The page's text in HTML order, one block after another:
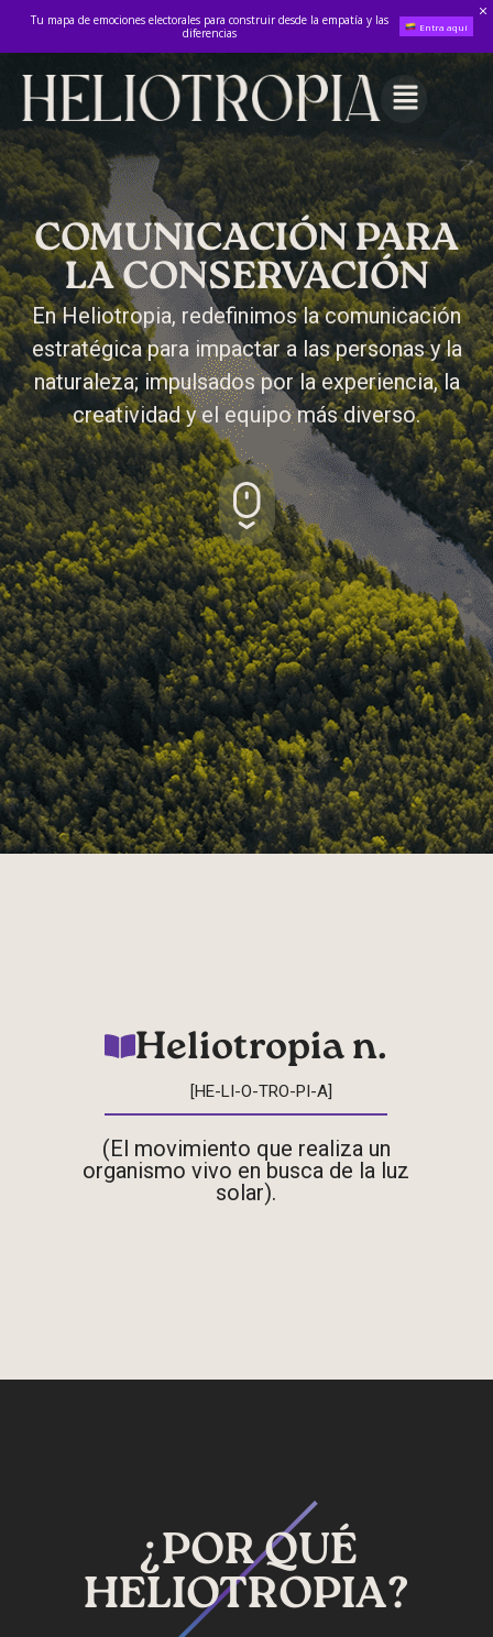
Tu mapa de emociones electorales para construir desde la empatía y las
diferencias
Entra aquí
COMUNICACIÓN PARA
LA CONSERVACIÓN
En Heliotropia, redefinimos la comunicación
estratégica para impactar a las personas y la
naturaleza; impulsados por la experiencia, la
creatividad y el equipo más diverso.
Heliotropia n.
[HE-LI-O-TRO-PI-A]
(El movimiento que realiza un
organismo vivo en busca de la luz
solar).
¿POR QUÉ
HELIOTROPIA?